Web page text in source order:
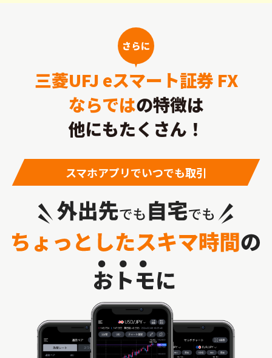
三菱UFJ eスマート証券 FX
ならではの特徴は
他にもたくさん！
スマホアプリでいつでも取引